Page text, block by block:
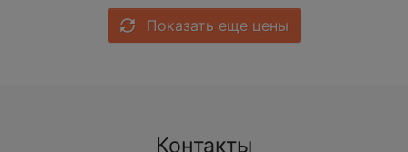
Показать еще цены
Контакты